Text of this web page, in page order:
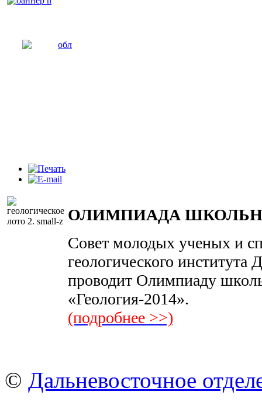
ОЛИМПИАДА
Совет молодых ученых и
геологического
проводит Олимпиаду
«Геология-2014».
(подробнее >>)
© Дальневосточное